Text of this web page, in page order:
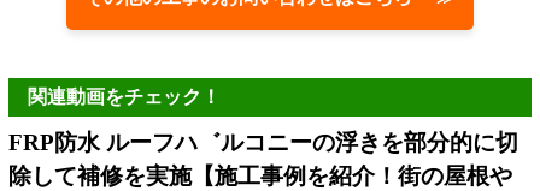
関連動画をチェック！
FRP防水 ルーフハ゛ルコニーの浮きを部分的に切
除して補修を実施【施工事例を紹介！街の屋根や